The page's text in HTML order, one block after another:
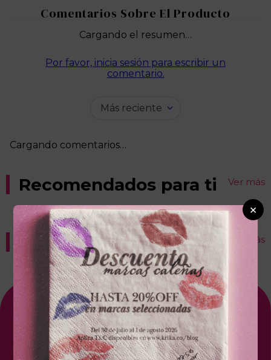
Cargando el resumen…
Por favor, inicia sesión para escribir un
comentario.
Más reciente
Cargando comentarios…
Recomendados para ti Ver más
Productos destacados Ver más
Suscríbete A Nuestro NewsLetter
×